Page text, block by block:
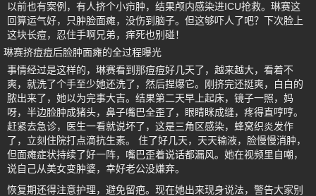
以前也有案例，有人挤个小疖肿，结果颅内感染进ICU抢救。琳赛这
回算运气好，只肿脸面瘫，没伤到脑子。但这够吓人了吧？下次脸上
这块长痘，忍住手啊兄弟，痒死也别碰！
琳赛挤痘痘后脸肿面瘫的全过程曝光
事情经过是这样的，琳赛看到那痘痘好几天了，越来越大，看着不
爽，就洗了个手至少她还洗了，然后捏爆它。刚挤完还挺爽，白白的
脓出来了，她以为完事大吉。结果第二天早上起床，镜子一照，妈
呀，半边脸肿成猪头，鼻子嘴巴全歪了，眼睛眯成缝，疼得直哼哼。
赶紧去急诊，医生一看就说坏了，这是三角区感染，蜂窝织炎发作
了，立刻住院打点滴抗生素。 住了好几天，天天输液，脸慢慢消肿，
但面瘫症状持续了好一阵，嘴巴歪着说话都漏风。她在视频里自嘲，
说自己从美女变肿婆，幸好老公没嫌弃。
恢复期还得注意护理，避免留疤。现在她出来现身说法，警告大家别